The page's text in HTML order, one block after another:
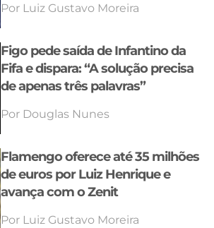
Por Luiz Gustavo Moreira
Figo pede saída de Infantino da
Fifa e dispara: “A solução precisa
de apenas três palavras”
Por Douglas Nunes
Flamengo oferece até 35 milhões
de euros por Luiz Henrique e
avança com o Zenit
Por Luiz Gustavo Moreira